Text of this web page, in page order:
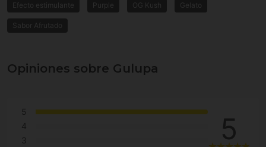
Efecto estimulante Purple OG Kush Gelato
Sabor Afrutado
Opiniones sobre Gulupa
5
4
3
5